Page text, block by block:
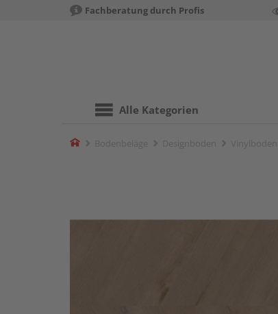
Fachberatung durch Profis
Alle Kategorien
Home